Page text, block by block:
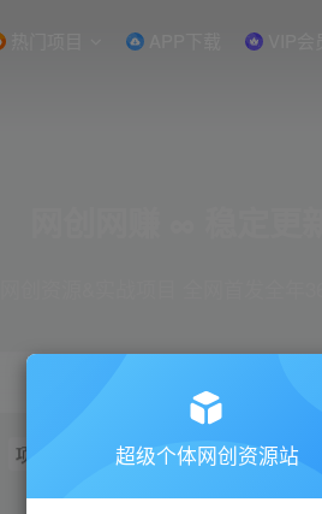
热门项目 APP下载 VIP会员
项目 引流 短视频 小红书
超级个体网创资源站